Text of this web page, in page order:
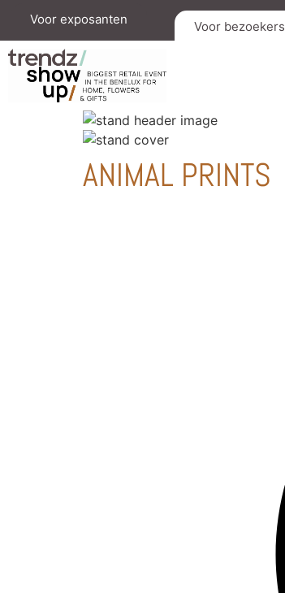
Voor exposanten Voor bezoekers
ANIMAL PRINTS